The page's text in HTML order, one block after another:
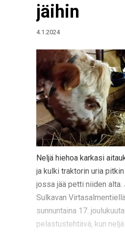
jäihin
4.1.2024
Neljä hiehoa karkasi
ja kulki traktorin uria
jossa jää petti niiden alta.
Sulkavan
sunnuntaina 17.
pelastustehtävä, kun